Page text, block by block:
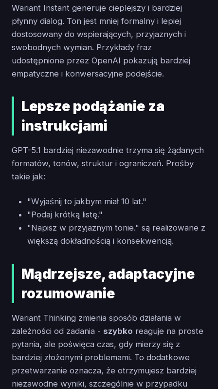
Wariant Instant generuje cieplejszy i bardziej
płynny dialog. Ton jest mniej formalny i lepiej
dostosowany do wspierających, przyjaznych i
swobodnych wymian. Przykłady fraz
udostępnione przez OpenAI pokazują bardziej
empatyczne i konwersacyjne podejście.
Lepsze podążanie za
instrukcjami
GPT-5.1 bardziej niezawodnie trzyma się żądanych
formatów, tonów, struktur i ograniczeń. Prośby
takie jak:
"Wyjaśnij to jakbym miał 10 lat."
"Podaj krótką listę."
"Napisz w przyjaznym tonie." są realizowane z
większą dokładnością i konsekwencją.
Mądrzejsze, adaptacyjne
rozumowanie
Wariant Thinking zmienia sposób działania w
zależności od zadania - szybko reaguje na proste
pytania, ale poświęca czas, gdy mierzy się z
bardziej złożonymi problemami. To dodatkowe
przetwarzanie oznacza, że otrzymujesz bardziej
niezawodne wyniki, szczególnie w przypadku